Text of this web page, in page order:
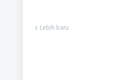
Lebih baru